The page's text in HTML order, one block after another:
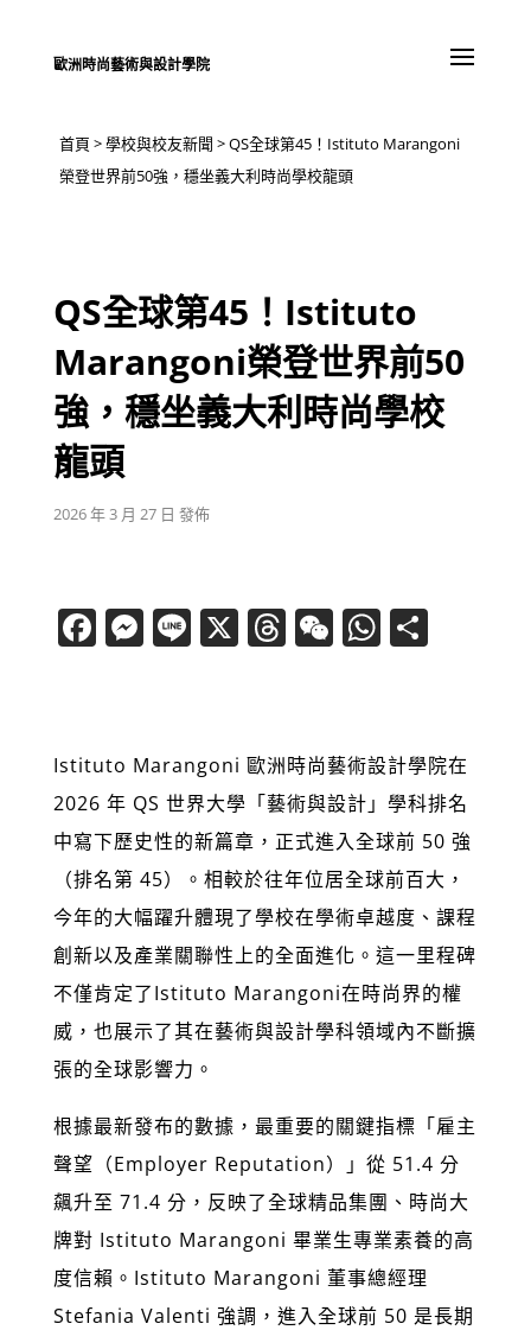
歐洲時尚藝術與設計學院
首頁 >學校與校友新聞 >QS全球第45！Istituto Marangoni
榮登世界前50強，穩坐義大利時尚學校龍頭
QS全球第45！Istituto
Marangoni榮登世界前50
強，穩坐義大利時尚學校
龍頭
2026 年 3 月 27 日 發佈
F
b
o
o
k
M
n
g
er
Li X T
d
s
W
at
W
A
p
p
分
Istituto Marangoni 歐洲時尚藝術設計學院在
2026 年 QS 世界大學「藝術與設計」學科排名
中寫下歷史性的新篇章，正式進入全球前 50 強
（排名第 45）。相較於往年位居全球前百大，
今年的大幅躍升體現了學校在學術卓越度、課程
創新以及產業關聯性上的全面進化。這一里程碑
不僅肯定了Istituto Marangoni在時尚界的權
威，也展示了其在藝術與設計學科領域內不斷擴
張的全球影響力。
根據最新發布的數據，最重要的關鍵指標「雇主
聲望（Employer Reputation）」從 51.4 分
飆升至 71.4 分，反映了全球精品集團、時尚大
牌對 Istituto Marangoni 畢業生專業素養的高
度信賴。Istituto Marangoni 董事總經理
Stefania Valenti 強調，進入全球前 50 是長期